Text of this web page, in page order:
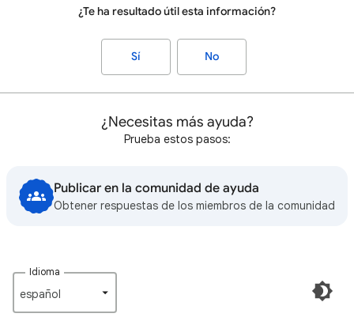
¿Te ha resultado útil esta información?
Sí No
¿Necesitas más ayuda?
Prueba estos pasos:
Publicar en la comunidad de ayuda
Obtener respuestas de los miembros de la comunidad
Idioma
español‎